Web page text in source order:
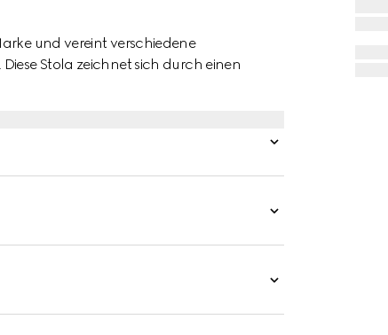
und vereint verschiedene
Stola zeichnet sich durch einen